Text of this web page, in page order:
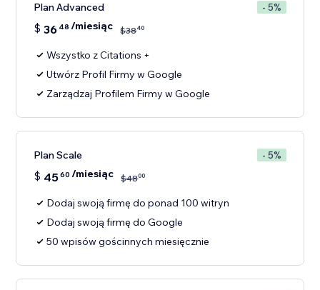
Plan Advanced - 5%
$ 36 48 /miesiąc $3840
Wszystko z Citations +
Utwórz Profil Firmy w Google
Zarządzaj Profilem Firmy w Google
Plan Scale - 5%
$ 4560 /miesiąc $4800
Dodaj swoją firmę do ponad 100 witryn
Dodaj swoją firmę do Google
50 wpisów gościnnych miesięcznie